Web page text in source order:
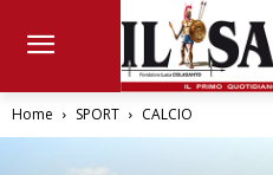
Home SPORT CALCIO